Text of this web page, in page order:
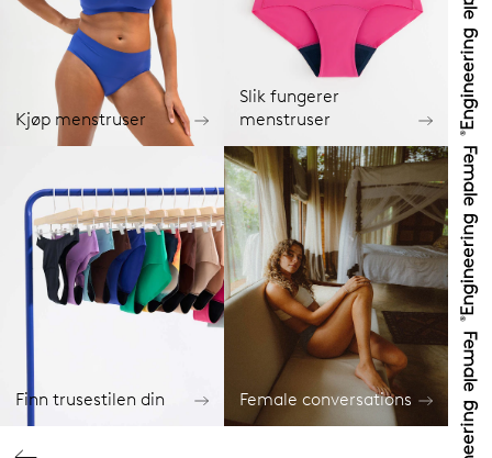
Kjøp menstruser
Slik fungerer
menstruser
Finn trusestilen din Female conversations